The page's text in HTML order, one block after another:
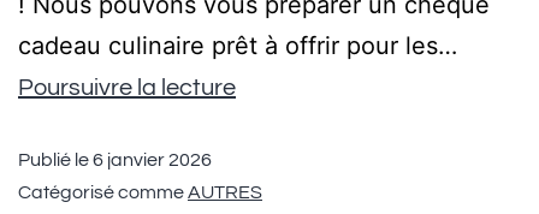
cadeau culinaire prêt à offrir pour les…
Poursuivre la lecture
Publié le6 janvier 2026
Catégorisé commeAUTRES